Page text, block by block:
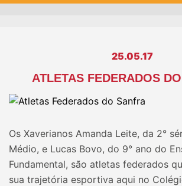
25.05.17
ATLETAS FEDERADOS
Os Xaverianos Amanda Leite, da 2°
Médio, e Lucas Bovo, do 9° ano do
Fundamental, são atletas federados
sua trajetória esportiva aqui no